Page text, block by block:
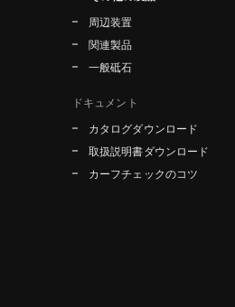
周辺装置
関連製品
一般砥石
ドキュメント
カタログダウンロード
取扱説明書ダウンロード
カーフチェックのコツ